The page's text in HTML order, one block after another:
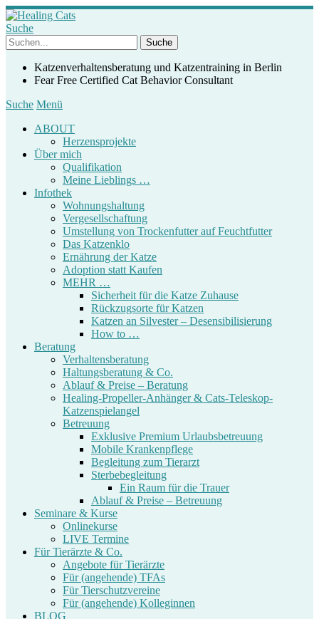
Suche
Katzenverhaltensberatung und Katzentraining in Berlin
Fear Free Certified Cat Behavior Consultant
Suche Menü
ABOUT
Herzensprojekte
Über mich
Qualifikation
Meine Lieblings …
Infothek
Wohnungshaltung
Vergesellschaftung
Umstellung von Trockenfutter auf Feuchtfutter
Das Katzenklo
Ernährung der Katze
Adoption statt Kaufen
MEHR …
Sicherheit für die Katze Zuhause
Rückzugsorte für Katzen
Katzen an Silvester – Desensibilisierung
How to …
Beratung
Verhaltensberatung
Haltungsberatung & Co.
Ablauf & Preise – Beratung
Healing-Propeller-Anhänger & Cats-Teleskop-
Katzenspielangel
Betreuung
Exklusive Premium Urlaubsbetreuung
Mobile Krankenpflege
Begleitung zum Tierarzt
Sterbebegleitung
Ein Raum für die Trauer
Ablauf & Preise – Betreuung
Seminare & Kurse
Onlinekurse
LIVE Termine
Für Tierärzte & Co.
Angebote für Tierärzte
Für (angehende) TFAs
Für Tierschutzvereine
Für (angehende) Kolleginnen
BLOG